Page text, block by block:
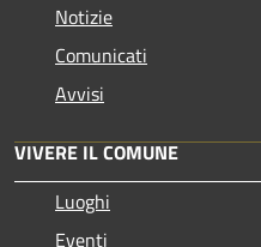
Notizie
Comunicati
Avvisi
VIVERE IL COMUNE
Luoghi
Eventi